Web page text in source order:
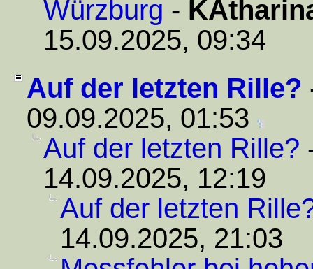
Würzburg -
15.09.2025, 09:34
Auf der letzten Rille?
09.09.2025, 01:53
Auf der letzten Rille?
14.09.2025, 12:19
Auf der letzten
14.09.2025, 21:03